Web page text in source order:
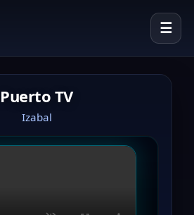
☰
Puerto TV
Izabal